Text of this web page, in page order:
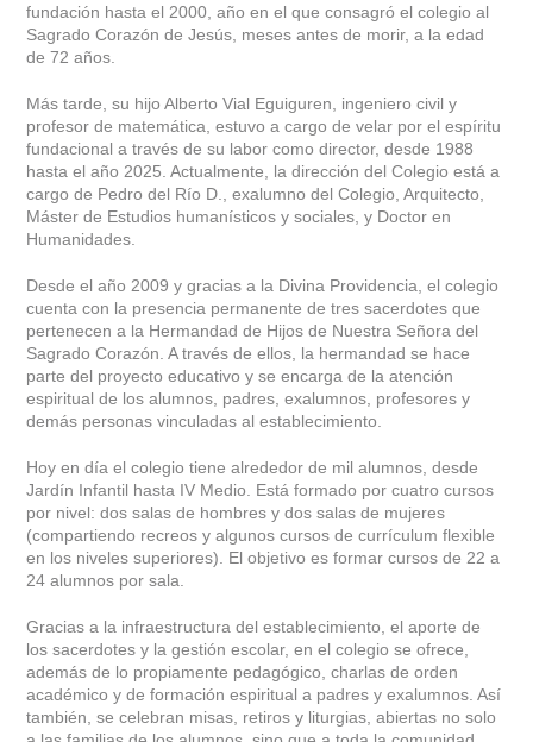
fundación hasta el 2000, año en el que consagró el colegio al
Sagrado Corazón de Jesús, meses antes de morir, a la edad
de 72 años.
Más tarde, su hijo Alberto Vial Eguiguren, ingeniero civil y
profesor de matemática, estuvo a cargo de velar por el espíritu
fundacional a través de su labor como director, desde 1988
hasta el año 2025. Actualmente, la dirección del Colegio está a
cargo de Pedro del Río D., exalumno del Colegio, Arquitecto,
Máster de Estudios humanísticos y sociales, y Doctor en
Humanidades.
Desde el año 2009 y gracias a la Divina Providencia, el colegio
cuenta con la presencia permanente de tres sacerdotes que
pertenecen a la Hermandad de Hijos de Nuestra Señora del
Sagrado Corazón. A través de ellos, la hermandad se hace
parte del proyecto educativo y se encarga de la atención
espiritual de los alumnos, padres, exalumnos, profesores y
demás personas vinculadas al establecimiento.
Hoy en día el colegio tiene alrededor de mil alumnos, desde
Jardín Infantil hasta IV Medio. Está formado por cuatro cursos
por nivel: dos salas de hombres y dos salas de mujeres
(compartiendo recreos y algunos cursos de currículum flexible
en los niveles superiores)
El objetivo es formar cursos de 22 a
24 alumnos por sala.
Gracias a la infraestructura del establecimiento, el aporte de
los sacerdotes y la gestión escolar, en el colegio se ofrece,
además de lo propiamente pedagógico, charlas de orden
académico y de formación espiritual a padres y exalumnos. Así
también, se celebran misas, retiros y liturgias, abiertas no solo